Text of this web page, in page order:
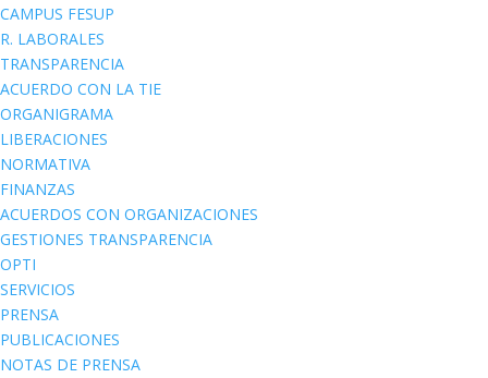
CAMPUS FESUP
R. LABORALES
TRANSPARENCIA
ACUERDO CON LA TIE
ORGANIGRAMA
LIBERACIONES
NORMATIVA
FINANZAS
ACUERDOS CON ORGANIZACIONES
GESTIONES TRANSPARENCIA
OPTI
SERVICIOS
PRENSA
PUBLICACIONES
NOTAS DE PRENSA